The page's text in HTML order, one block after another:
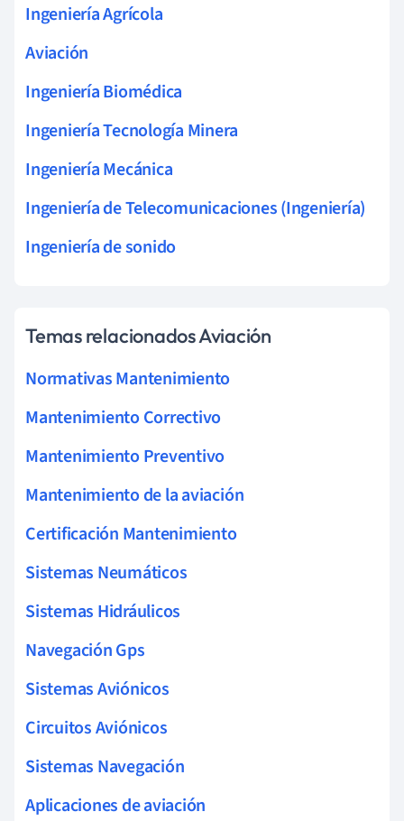
Ingeniería Agrícola
Aviación
Ingeniería Biomédica
Ingeniería Tecnología Minera
Ingeniería Mecánica
Ingeniería de Telecomunicaciones (Ingeniería)
Ingeniería de sonido
Temas relacionados Aviación
Normativas Mantenimiento
Mantenimiento Correctivo
Mantenimiento Preventivo
Mantenimiento de la aviación
Certificación Mantenimiento
Sistemas Neumáticos
Sistemas Hidráulicos
Navegación Gps
Sistemas Aviónicos
Circuitos Aviónicos
Sistemas Navegación
Aplicaciones de aviación